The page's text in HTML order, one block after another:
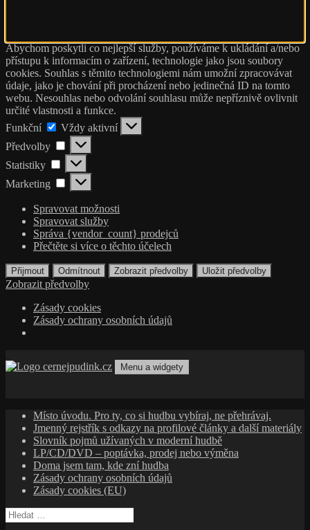
Abychom poskytli co nejlepší služby, používáme k ukládání a/nebo
přístupu k informacím o zařízení, technologie jako jsou soubory
cookies. Souhlas s těmito technologiemi nám umožní zpracovávat
údaje, jako je chování při procházení nebo jedinečná ID na tomto
webu. Nesouhlas nebo odvolání souhlasu může nepříznivě ovlivnit
určité vlastnosti a funkce.
Funkční
Funkční
Vždy aktivní
Předvolby
Předvolby
Statistiky Statistiky
Marketing Marketing
Spravovat možnosti
Spravovat služby
Správa {vendor_count} prodejců
Přečtěte si více o těchto účelech
Přijmout Odmítnout Zobrazit předvolby Uložit předvolby
Zobrazit předvolby
Zásady cookies
Zásady ochrany osobních údajů
k
Menu a widgety
Místo úvodu. Pro ty, co si hudbu vybíraj, ne přehrávaj.
Jmenný rejstřík s odkazy na profilové články a další materiály
Slovník pojmů užívaných v moderní hudbě
LP/CD/DVD – poptávka, prodej nebo výměna
Doma jsem tam, kde zní hudba
Zásady ochrany osobních údajů
Zásady cookies (EU)
Vyhledávání